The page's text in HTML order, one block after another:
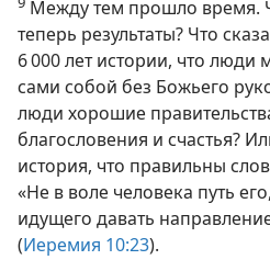
Между тем прошло время.
теперь результаты? Что
6 000 лет истории, что люди
сами собой без Божьего
люди хорошие
благословения и счастья?
история, что правильны
«Не в воле человека путь
идущего давать
(Иеремия 10:23).